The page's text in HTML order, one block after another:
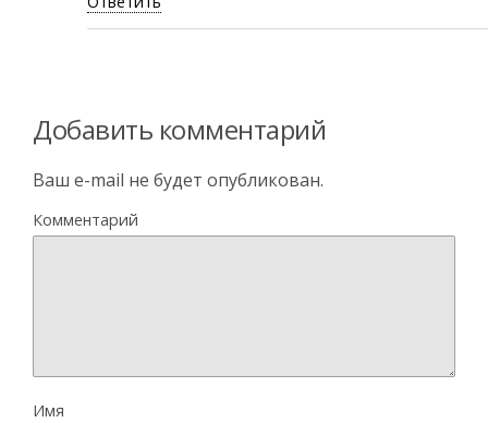
Добавить комментарий
Ваш e-mail не будет опубликован.
Комментарий
Имя